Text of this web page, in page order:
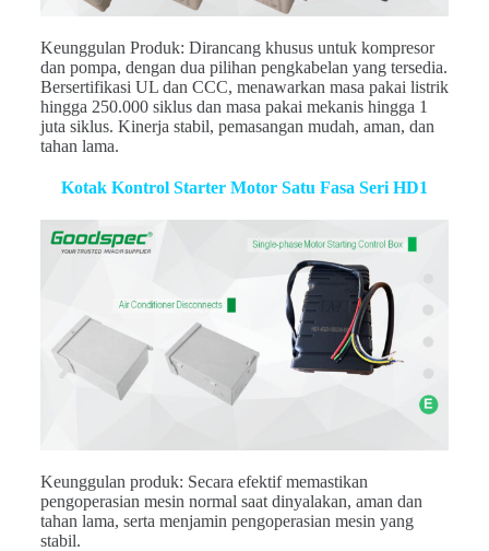
Keunggulan Produk: Dirancang khusus untuk kompresor
dan pompa, dengan dua pilihan pengkabelan yang tersedia.
Bersertifikasi UL dan CCC, menawarkan masa pakai listrik
hingga 250.000 siklus dan masa pakai mekanis hingga 1
juta siklus. Kinerja stabil, pemasangan mudah, aman, dan
tahan lama.
Kotak Kontrol Starter Motor Satu Fasa Seri HD1
Keunggulan produk: Secara efektif memastikan
pengoperasian mesin normal saat dinyalakan, aman dan
tahan lama, serta menjamin pengoperasian mesin yang
stabil.